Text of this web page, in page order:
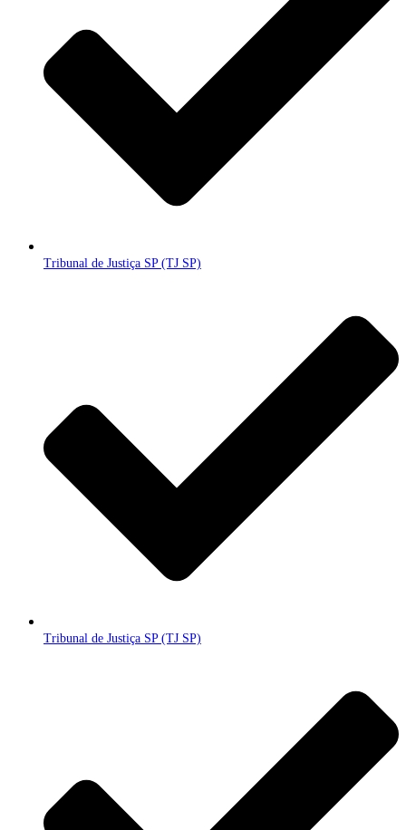
Tribunal de Justiça SP (TJ SP)
Tribunal de Justiça SP (TJ SP)